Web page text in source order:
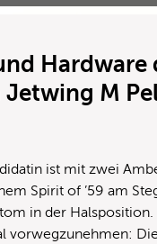
Hardware
Jetwing M
ist mit zwei
Spirit of ’59 am
in der
vorwegzunehmen: